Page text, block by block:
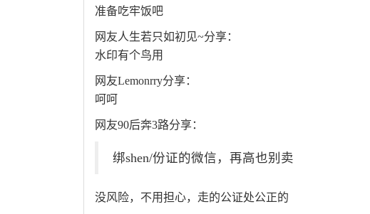
准备吃牢饭吧
网友人生若只如初见~分享：
水印有个鸟用
网友Lemonrry分享：
呵呵
网友90后奔3路分享：
绑shen/份证的微信，再高也别卖
没风险，不用担心，走的公证处公正的